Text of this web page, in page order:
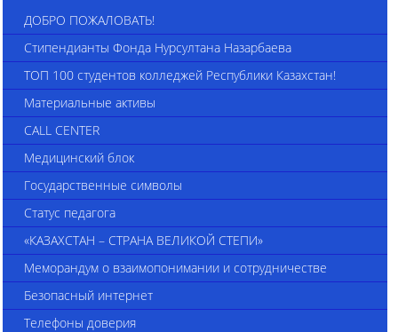
ДОБРО ПОЖАЛОВАТЬ!
Стипендианты Фонда Нурсултана Назарбаева
ТОП 100 студентов колледжей Республики Казахстан!
Материальные активы
CALL CENTER
Медицинский блок
Государственные символы
Статус педагога
«КАЗАХСТАН – СТРАНА ВЕЛИКОЙ СТЕПИ»
Меморандум о взаимопонимании и сотрудничестве
Безопасный интернет
Телефоны доверия